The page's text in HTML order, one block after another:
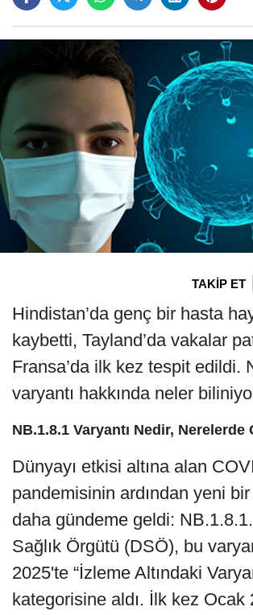
TAKİP ET
Hindistan’da genç bir hasta
kaybetti, Tayland’da vakalar
Fransa’da ilk kez tespit edildi.
varyantı hakkında neler
NB.1.8.1 Varyantı Nedir, Nerelerde
Dünyayı etkisi altına alan
pandemisinin ardından yeni
daha gündeme geldi:
Sağlık Örgütü (DSÖ), bu
2025'te “İzleme Altındaki
kategorisine aldı. İlk kez Ocak